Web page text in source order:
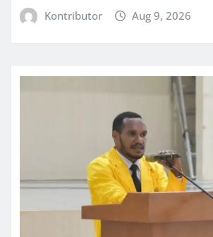
Kontributor Aug 9, 2026